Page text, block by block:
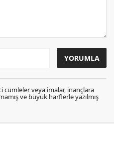
cümleler veya imalar, inançlara
ve büyük harflerle yazılmış